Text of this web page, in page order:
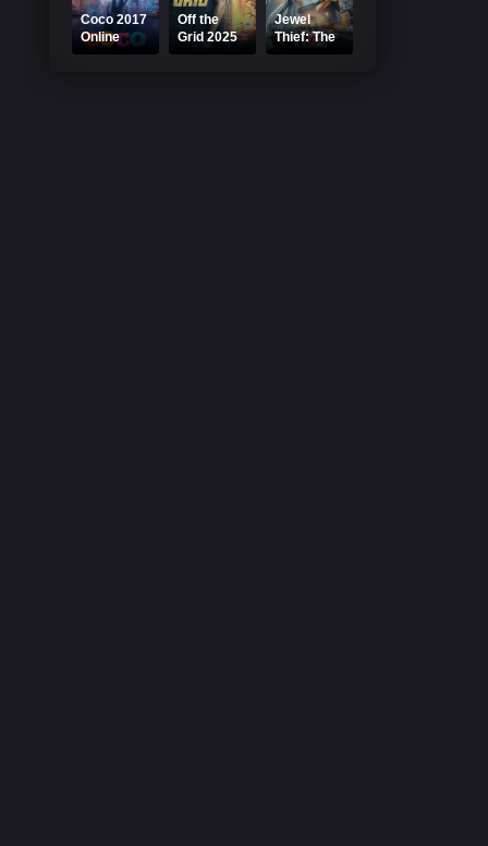
Coco 2017
Online
Subtitrat
Off the
Grid 2025
Online
Jewel
Thief: The
Heist